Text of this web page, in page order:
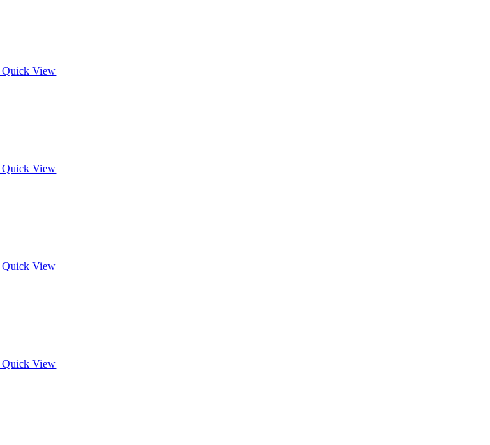
Quick View
Quick View
Quick View
Quick View